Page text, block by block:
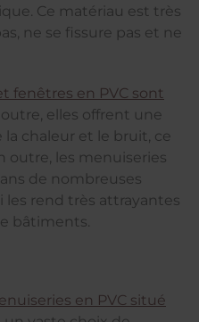
Ce matériau est très
ne se fissure pas et ne
fenêtres en PVC sont
outre, elles offrent une
chaleur et le bruit, ce
outre, les menuiseries
de nombreuses
les rend très attrayantes
bâtiments.
en PVC situé